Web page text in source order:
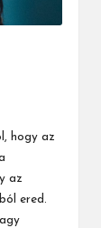
hogy az
az
ered.